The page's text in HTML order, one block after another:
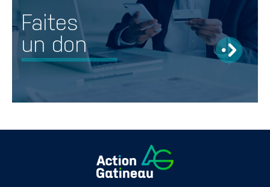
Faites
un don